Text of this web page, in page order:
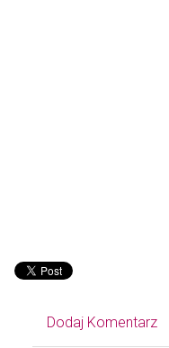
Dodaj Komentarz